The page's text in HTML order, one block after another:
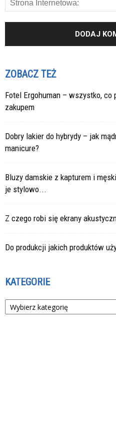
ZOBACZ TEŻ
Fotel Ergohuman – wszystko,
zakupem
Dobry lakier do hybrydy – jak
manicure?
Bluzy damskie z kapturem i
je stylowo...
Z czego robi się ekrany
Do produkcji jakich produktów
KATEGORIE
Kategorie